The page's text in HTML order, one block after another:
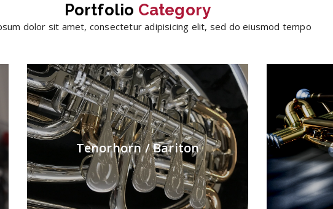
Portfolio Category
dolor sit amet, consectetur adipisicing elit, sed do eiusmod tempo
Tenorhorn / Bariton